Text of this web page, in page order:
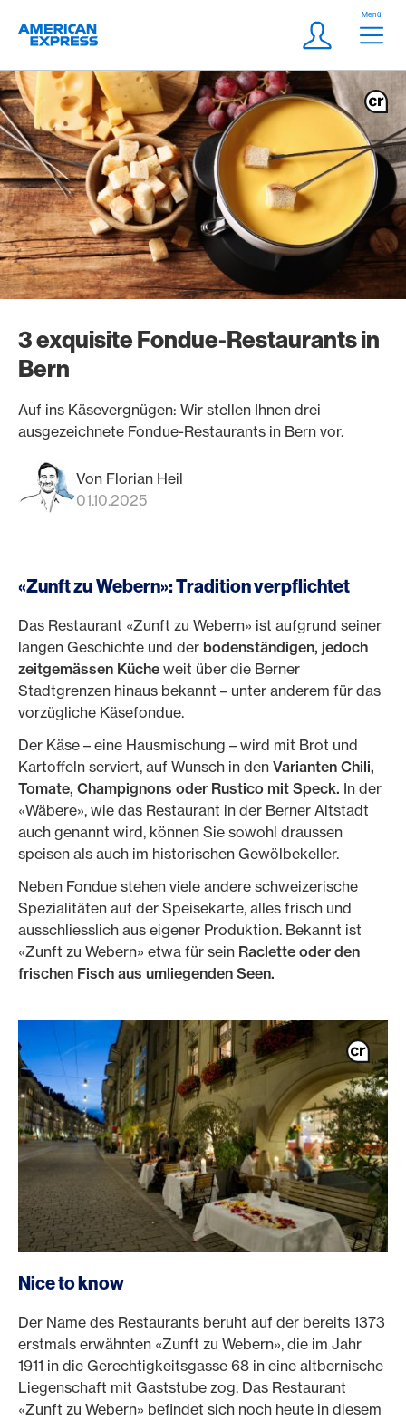
Logo
Meta
Login
Menü
3 exquisite Fondue-Restaurants in
Bern
Auf ins Käsevergnügen: Wir stellen Ihnen drei
ausgezeichnete Fondue-Restaurants in Bern vor.
Von Florian Heil
01.10.2025
«Zunft zu Webern»: Tradition verpflichtet
Das Restaurant «Zunft zu Webern» ist aufgrund seiner
langen Geschichte und der bodenständigen, jedoch
zeitgemässen Küche weit über die Berner
Stadtgrenzen hinaus bekannt – unter anderem für das
vorzügliche Käsefondue.
Der Käse – eine Hausmischung – wird mit Brot und
Kartoffeln serviert, auf Wunsch in den Varianten Chili,
Tomate, Champignons oder Rustico mit Speck. In der
«Wäbere», wie das Restaurant in der Berner Altstadt
auch genannt wird, können Sie sowohl draussen
speisen als auch im historischen Gewölbekeller.
Neben Fondue stehen viele andere schweizerische
Spezialitäten auf der Speisekarte, alles frisch und
ausschliesslich aus eigener Produktion. Bekannt ist
«Zunft zu Webern» etwa für sein Raclette oder den
frischen Fisch aus umliegenden Seen.
Nice to know
Der Name des Restaurants beruht auf der bereits 1373
erstmals erwähnten «Zunft zu Webern», die im Jahr
1911 in die Gerechtigkeitsgasse 68 in eine altbernische
Liegenschaft mit Gaststube zog. Das Restaurant
«Zunft zu Webern» befindet sich noch heute in diesem